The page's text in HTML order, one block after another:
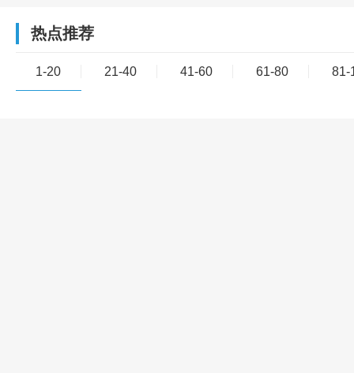
热点推荐
1-20 21-40 41-60 61-80 81-